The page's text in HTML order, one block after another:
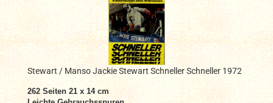
Stewart / Manso Jackie Stewart Schneller Schneller 1972
262 Seiten 21 x 14 cm